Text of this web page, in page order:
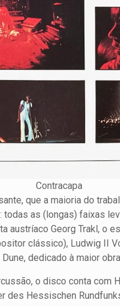
Contracapa
que a maioria do
as (longas) faixas
Georg Trakl, o
clássico), Ludwig II
dedicado à maior
o disco conta com
des Hessischen